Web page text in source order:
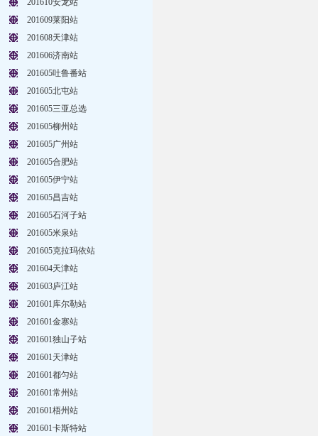
201610安龙站
201609莱阳站
201608天津站
201606济南站
201605吐鲁番站
201605北屯站
201605三亚总选
201605柳州站
201605广州站
201605合肥站
201605伊宁站
201605昌吉站
201605石河子站
201605米泉站
201605克拉玛依站
201604天津站
201603庐江站
201601库尔勒站
201601金寨站
201601独山子站
201601天津站
201601都匀站
201601常州站
201601梧州站
201601卡斯特站